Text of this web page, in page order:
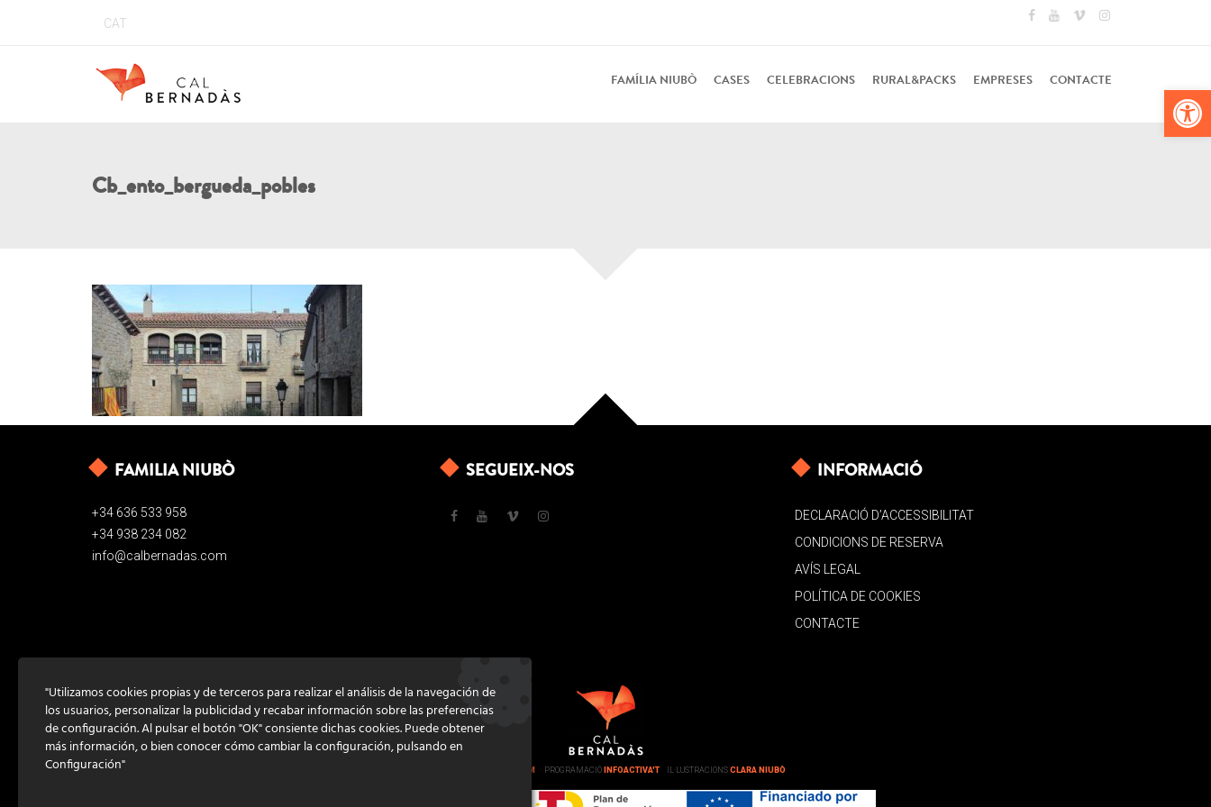
CAT
FAMÍLIA NIUBÒ CASES CELEBRACIONS RURAL&PACKS EMPRESES CONTACTE
Cb_ento_bergueda_pobles
FAMILIA NIUBÒ
+34 636 533 958
+34 938 234 082
info@calbernadas.com
SEGUEIX-NOS INFORMACIÓ
DECLARACIÓ D’ACCESSIBILITAT
CONDICIONS DE RESERVA
AVÍS LEGAL
POLÍTICA DE COOKIES
CONTACTE
GRATSTUDIO.COM PROGRAMACIÓ INFOACTIVA'T IL·LUSTRACIONS CLARA NIUBÒ
"Utilizamos cookies propias y de terceros para realizar el análisis de la navegación de
los usuarios, personalizar la publicidad y recabar información sobre las preferencias
de configuración. Al pulsar el botón "OK" consiente dichas cookies. Puede obtener
más información, o bien conocer cómo cambiar la configuración, pulsando en
Configuración"